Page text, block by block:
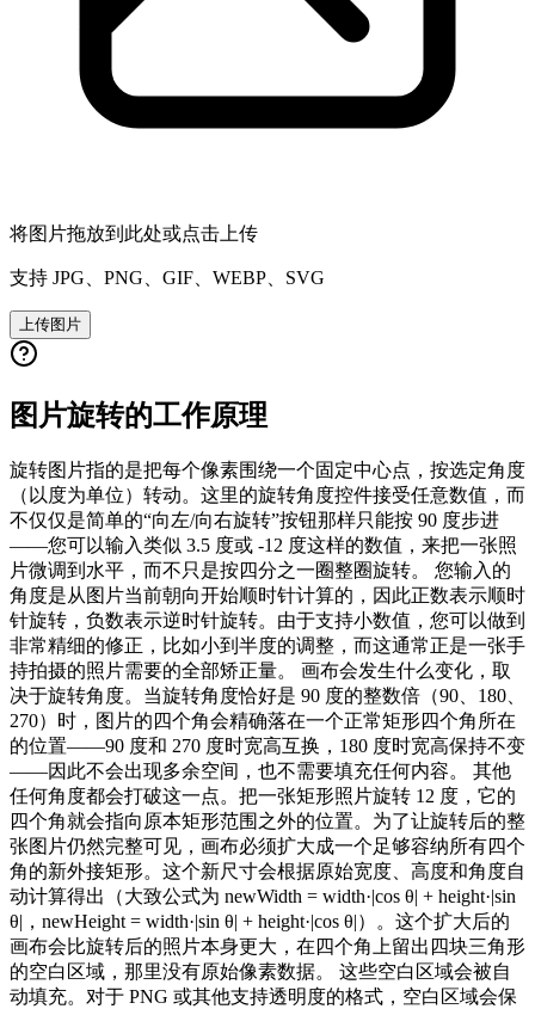
将图片拖放到此处或点击上传
支持 JPG、PNG、GIF、WEBP、SVG
上传图片
图片旋转的工作原理
旋转图片指的是把每个像素围绕一个固定中心点，按选定角度
（以度为单位）转动。这里的旋转角度控件接受任意数值，而
不仅仅是简单的“向左/向右旋转”按钮那样只能按 90 度步进
——您可以输入类似 3.5 度或 -12 度这样的数值，来把一张照
片微调到水平，而不只是按四分之一圈整圈旋转。 您输入的
角度是从图片当前朝向开始顺时针计算的，因此正数表示顺时
针旋转，负数表示逆时针旋转。由于支持小数值，您可以做到
非常精细的修正，比如小到半度的调整，而这通常正是一张手
持拍摄的照片需要的全部矫正量。 画布会发生什么变化，取
决于旋转角度。当旋转角度恰好是 90 度的整数倍（90、180、
270）时，图片的四个角会精确落在一个正常矩形四个角所在
的位置——90 度和 270 度时宽高互换，180 度时宽高保持不变
——因此不会出现多余空间，也不需要填充任何内容。 其他
任何角度都会打破这一点。把一张矩形照片旋转 12 度，它的
四个角就会指向原本矩形范围之外的位置。为了让旋转后的整
张图片仍然完整可见，画布必须扩大成一个足够容纳所有四个
角的新外接矩形。这个新尺寸会根据原始宽度、高度和角度自
动计算得出（大致公式为 newWidth = width·|cos θ| + height·|sin
θ|，newHeight = width·|sin θ| + height·|cos θ|）。这个扩大后的
画布会比旋转后的照片本身更大，在四个角上留出四块三角形
的空白区域，那里没有原始像素数据。 这些空白区域会被自
动填充。对于 PNG 或其他支持透明度的格式，空白区域会保